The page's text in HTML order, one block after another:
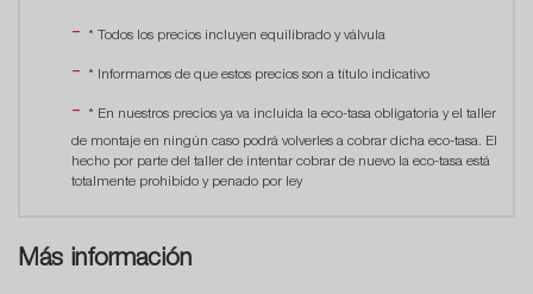
* Todos los precios incluyen equilibrado y válvula
* Informamos de que estos precios son a título indicativo
* En nuestros precios ya va incluida la eco-tasa obligatoria y el taller
de montaje en ningún caso podrá volverles a cobrar dicha eco-tasa. El
hecho por parte del taller de intentar cobrar de nuevo la eco-tasa está
totalmente prohibido y penado por ley
Más información